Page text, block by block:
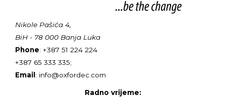
Nikole Pašića 4,
BiH - 78 000 Banja Luka
Phone: +387 51 224 224
+387 65 333 335;
Email: info@oxfordec.com
Radno vrijeme: